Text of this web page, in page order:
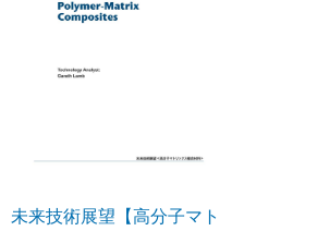
未来技術展望【高分子マト